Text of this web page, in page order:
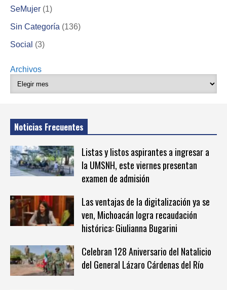
SeMujer (1)
Sin Categoría (136)
Social (3)
Archivos
Noticias Frecuentes
Listas y listos aspirantes a ingresar a
la UMSNH, este viernes presentan
examen de admisión
Las ventajas de la digitalización ya se
ven, Michoacán logra recaudación
histórica: Giulianna Bugarini
Celebran 128 Aniversario del Natalicio
del General Lázaro Cárdenas del Río